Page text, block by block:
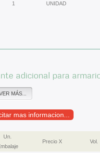
1 UNIDAD
adicional para
MÁS...
mas informacion...
Un.
Precio X Vol.